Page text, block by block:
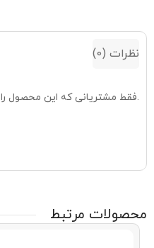
نظرات (0)
.فقط مشتریانی که این محصول را
محصولات مرتبط